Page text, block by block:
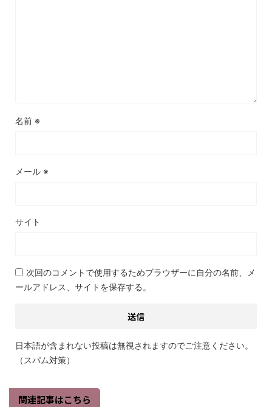
名前 ※
メール ※
サイト
次回のコメントで使用するためブラウザーに自分の名前、メ
ールアドレス、サイトを保存する。
日本語が含まれない投稿は無視されますのでご注意ください。
（スパム対策）
関連記事はこちら